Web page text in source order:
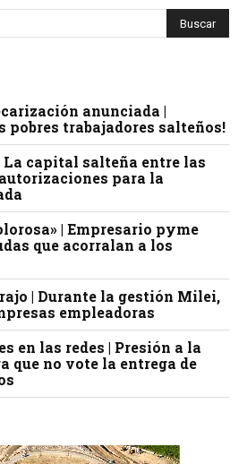
anunciada |
pobres trabajadores salteños!
La capital salteña entre las
para la
| Empresario pyme
que acorralan a los
| Durante la gestión Milei,
empleadoras
en las redes | Presión a la
que no vote la entrega de